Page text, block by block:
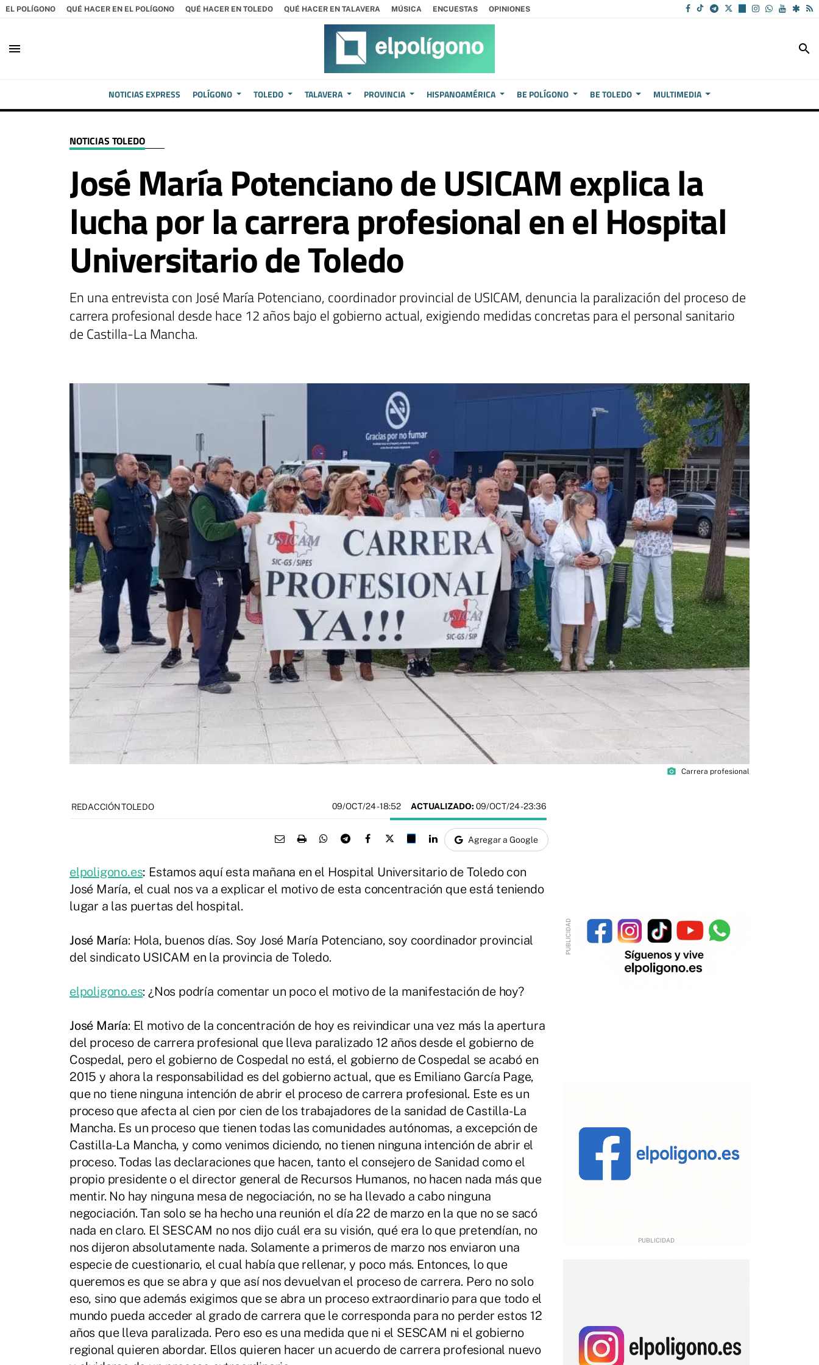
EL POLÍGONO QUÉ HACER EN EL POLÍGONO QUÉ HACER EN TOLEDO QUÉ HACER EN TALAVERA MÚSICA ENCUESTAS OPINIONES
menu search
NOTICIAS EXPRESS POLÍGONO TOLEDO TALAVERA PROVINCIA HISPANOAMÉRICA BE POLÍGONO BE TOLEDO MULTIMEDIA
NOTICIAS TOLEDO
José María Potenciano de USICAM explica la
lucha por la carrera profesional en el Hospital
Universitario de Toledo
En una entrevista con José María Potenciano, coordinador provincial de USICAM, denuncia la paralización del proceso de
carrera profesional desde hace 12 años bajo el gobierno actual, exigiendo medidas concretas para el personal sanitario
de Castilla-La Mancha.
photo_camera Carrera profesional
REDACCIÓN TOLEDO 09/OCT/24- 18:52 ACTUALIZADO: 09/OCT/24 - 23:36
Agregar a Google
elpoligono.es: Estamos aquí esta mañana en el Hospital Universitario de Toledo con
José María, el cual nos va a explicar el motivo de esta concentración que está teniendo
lugar a las puertas del hospital.
José María: Hola, buenos días. Soy José María Potenciano, soy coordinador provincial
del sindicato USICAM en la provincia de Toledo.
elpoligono.es: ¿Nos podría comentar un poco el motivo de la manifestación de hoy?
José María: El motivo de la concentración de hoy es reivindicar una vez más la apertura
del proceso de carrera profesional que lleva paralizado 12 años desde el gobierno de
Cospedal, pero el gobierno de Cospedal no está, el gobierno de Cospedal se acabó en
2015 y ahora la responsabilidad es del gobierno actual, que es Emiliano García Page,
que no tiene ninguna intención de abrir el proceso de carrera profesional. Este es un
proceso que afecta al cien por cien de los trabajadores de la sanidad de Castilla-La
Mancha. Es un proceso que tienen todas las comunidades autónomas, a excepción de
Castilla-La Mancha, y como venimos diciendo, no tienen ninguna intención de abrir el
proceso. Todas las declaraciones que hacen, tanto el consejero de Sanidad como el
propio presidente o el director general de Recursos Humanos, no hacen nada más que
mentir. No hay ninguna mesa de negociación, no se ha llevado a cabo ninguna
negociación. Tan solo se ha hecho una reunión el día 22 de marzo en la que no se sacó
nada en claro. El SESCAM no nos dijo cuál era su visión, qué era lo que pretendían, no
nos dijeron absolutamente nada. Solamente a primeros de marzo nos enviaron una
especie de cuestionario, el cual había que rellenar, y poco más. Entonces, lo que
queremos es que se abra y que así nos devuelvan el proceso de carrera. Pero no solo
eso, sino que además exigimos que se abra un proceso extraordinario para que todo el
mundo pueda acceder al grado de carrera que le corresponda para no perder estos 12
años que lleva paralizada. Pero eso es una medida que ni el SESCAM ni el gobierno
regional quieren abordar. Ellos quieren hacer un acuerdo de carrera profesional nuevo